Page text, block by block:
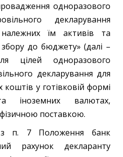
одноразового
декларування
їм активів та
до бюджету» (далі –
одноразового
декларування для
у готівковій формі
іноземних валютах,
поставкою.
п. 7 Положення банк
рахунок декларанту